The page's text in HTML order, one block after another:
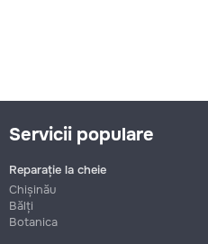
Servicii populare
Reparație la cheie
Chișinău
Bălți
Botanica